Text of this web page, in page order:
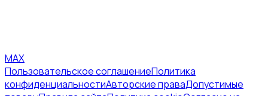
MAX
Пользовательское соглашениеПолитика
конфиденциальностиАвторские праваДопустимые